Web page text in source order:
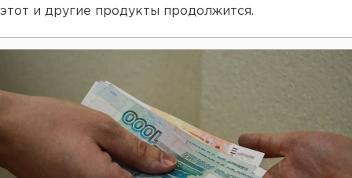
этот и другие продукты продолжится.